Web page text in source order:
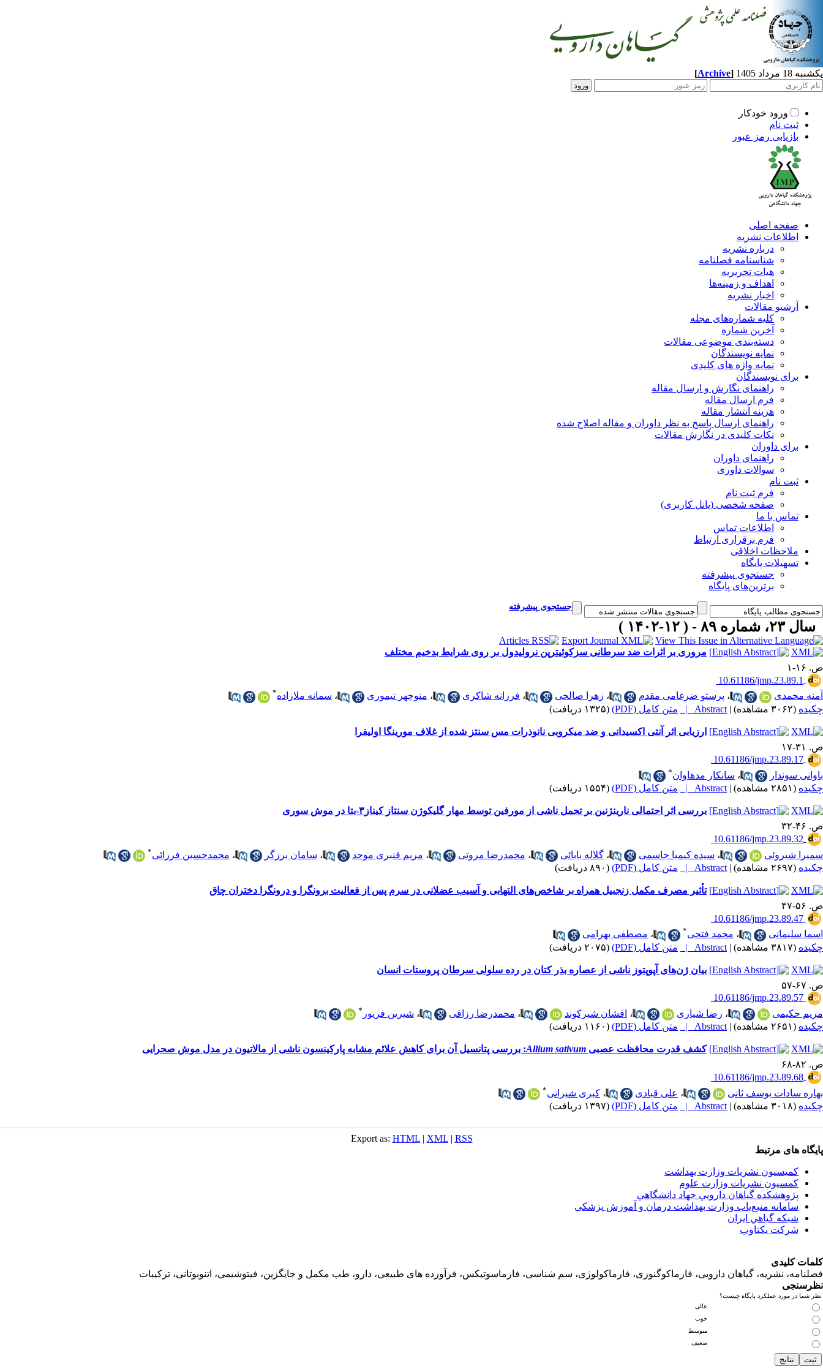
یکشنبه 18 مرداد 1405 [Archive]
ورود خودکار
ثبت نام
بازیابی رمز عبور
صفحه اصلی
اطلاعات نشریه
درباره نشریه
شناسنامه فصلنامه
هیات تحریریه
اهداف و زمینه‌ها
اخبار نشریه
آرشیو مقالات
کلیه شماره‌های مجله
آخرین شماره
دسته‌بندی موضوعی مقالات
نمایه نویسندگان
نمایه واژه های کلیدی
برای نویسندگان
راهنمای نگارش و ارسال مقاله
فرم ارسال مقاله
هزینه انتشار مقاله
راهنمای ارسال پاسخ به نظر داوران و مقاله اصلاح شده
نکات کلیدی در نگارش مقالات
برای داوران
راهنمای داوران
سوالات داوری
ثبت نام
فرم ثبت نام
صفحه شخصی (پانل کاربری)
تماس با ما
اطلاعات تماس
فرم برقراری ارتباط
ملاحظات اخلاقی
تسهیلات پایگاه
جستجوی پیشرفته
برترین‌های پایگاه
جستجوی پیشرفته
سال ۲۳، شماره ۸۹ - ( ۱۲-۱۴۰۲ )
مروری بر اثرات ضد سرطانی سزکوئی‎ترپن نرولیدول بر روی شرایط بدخیم مختلف
ص. ۱۶-۱
‎ 10.61186/jmp.23.89.1
آمنه محمدی
، پرستو ضرغامی مقدم ، زهرا صالحی ، فرزانه شاکری ، منوچهر تیموری ، سمانه ملازاده*
چکیده (۳۰۶۲ مشاهده) |
Abstract | متن کامل (PDF) (۱۳۲۵ دریافت)
ارزیابی اثر آنتی ‎اکسیدانی و ضد میکروبی نانوذرات مس سنتز شده از غلاف مورینگا اولیفرا
ص. ۳۱-۱۷
‎ 10.61186/jmp.23.89.17
باوانی سوندار
، سانکار مدهاوان*
چکیده (۲۸۵۱ مشاهده) |
Abstract | متن کامل (PDF) (۱۵۵۴ دریافت)
بررسی اثر احتمالی نارینژنین بر تحمل ناشی از مورفین توسط مهار گلیکوژن سنتاز کیناز۳-بتا در موش سوری
ص. ۴۶-۳۲
‎ 10.61186/jmp.23.89.32
سمیرا شیروئی
، سیده کیمیا جاسمی ، گلاله بابائی ، محمدرضا مروتی ، مریم قنبری موحد ، سامان برزگر ، محمدحسین فرزائی*
چکیده (۲۶۹۷ مشاهده) |
Abstract | متن کامل (PDF) (۸۹۰ دریافت)
تأثیر مصرف مکمل زنجبیل همراه بر شاخص‌های التهابی و آسیب عضلانی در سرم پس از فعالیت برونگرا و درونگرا دختران چاق
ص. ۵۶-۴۷
‎ 10.61186/jmp.23.89.47
اسما سلیمانی
، محمد فتحی* ، مصطفی بهرامی
چکیده (۳۸۱۷ مشاهده) |
Abstract | متن کامل (PDF) (۲۰۷۵ دریافت)
بیان ژن‌های آپوپتوز ناشی از عصاره بذر کتان در رده سلولی سرطان پروستات انسان
ص. ۶۷-۵۷
‎ 10.61186/jmp.23.89.57
مریم حکیمی
، رضا شیاری ، افشان شیرکوند ، محمدرضا رزاقی ، شیرین فریور *
چکیده (۲۶۵۱ مشاهده) |
Abstract | متن کامل (PDF) (۱۱۶۰ دریافت)
کشف قدرت محافظت عصبی Allium sativum: بررسی پتانسیل آن برای کاهش علائم مشابه پارکینسون ناشی از مالاتیون در مدل موش صحرایی
ص. ۸۲-۶۸
‎ 10.61186/jmp.23.89.68
بهاره‎ سادات یوسف ثانی
، علی قبادی ، کبری شیرانی*
چکیده (۳۰۱۸ مشاهده) |
Abstract | متن کامل (PDF) (۱۳۹۷ دریافت)
Export as: HTML| XML| RSS
پایگاه های مرتبط
کمیسیون نشریات وزارت بهداشت
کمسیون نشریات وزارت علوم
پژوهشكده گياهان دارويي جهاد دانشگاهي
سامانه منبع‌ياب وزارت بهداشت درمان و آموزش پزشکی
شبكه گياهي ايران
شرکت یکتاوب
کلمات کلیدی
فصلنامه، نشریه، گیاهان دارویی، فارماکوگنوزی، فارماکولوژی، سم شناسی، فارماسوتیکس، فرآورده های طبیعی، دارو، طب مکمل و جایگزین، فیتوشیمی، اتنوبوتانی، ترکیبات
نظرسنجی
نظر شما در مورد عملکرد پایگاه چیست؟
عالی
خوب
متوسط
ضعیف